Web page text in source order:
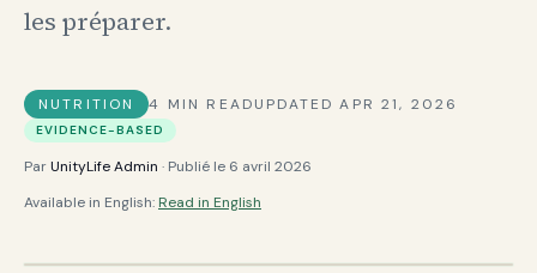
les préparer.
NUTRITION 4 MIN READUPDATED APR 21, 2026
EVIDENCE-BASED
ParUnityLife Admin · Publié le 6 avril 2026
Available in English: Read in English